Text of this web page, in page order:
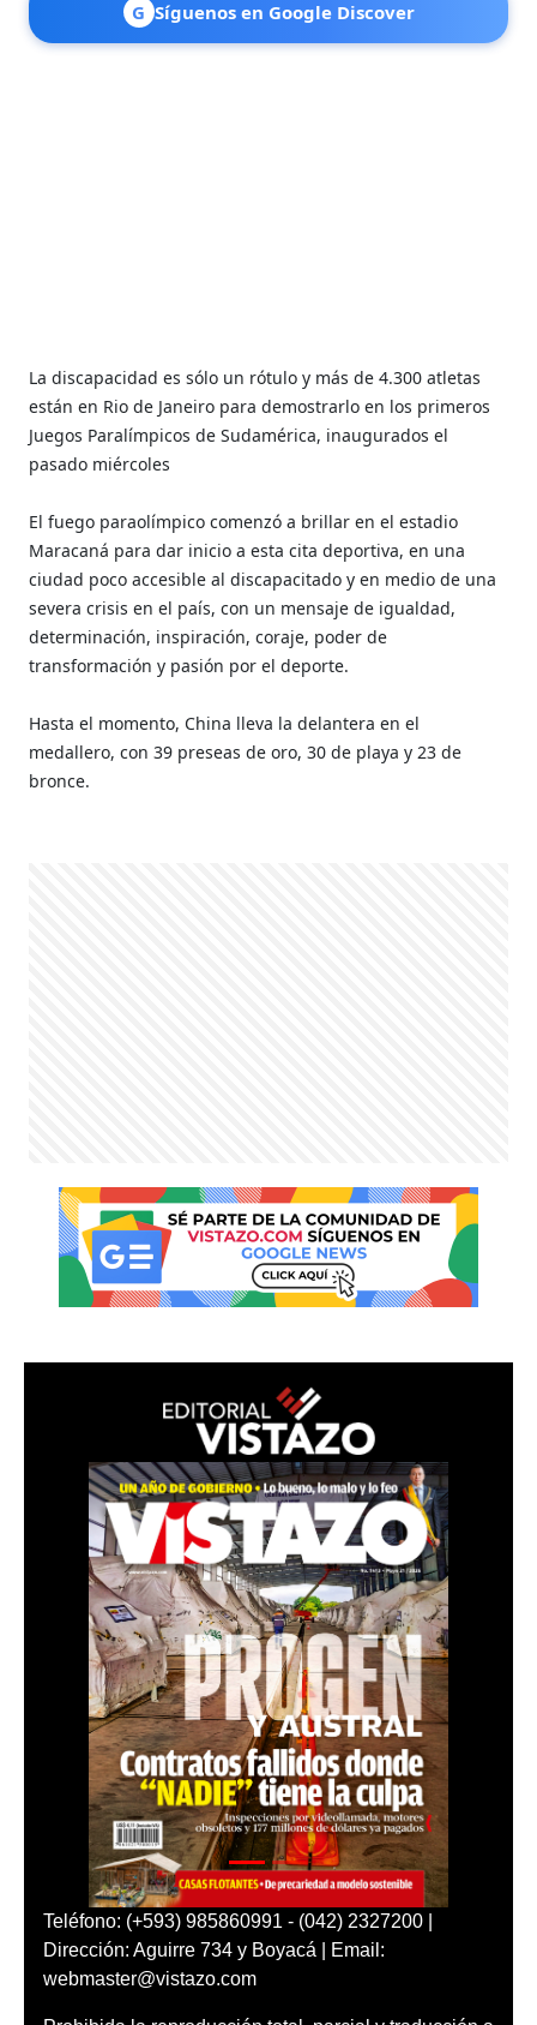
G Síguenos en Google Discover
La discapacidad es sólo un rótulo y más de 4.300 atletas
están en Rio de Janeiro para demostrarlo en los primeros
Juegos Paralímpicos de Sudamérica, inaugurados el
pasado miércoles
El fuego paraolímpico comenzó a brillar en el estadio
Maracaná para dar inicio a esta cita deportiva, en una
ciudad poco accesible al discapacitado y en medio de una
severa crisis en el país, con un mensaje de igualdad,
determinación, inspiración, coraje, poder de
transformación y pasión por el deporte.
Hasta el momento, China lleva la delantera en el
medallero, con 39 preseas de oro, 30 de playa y 23 de
bronce.
Teléfono: (+593) 985860991 - (042) 2327200 |
Dirección: Aguirre 734 y Boyacá | Email:
webmaster@vistazo.com